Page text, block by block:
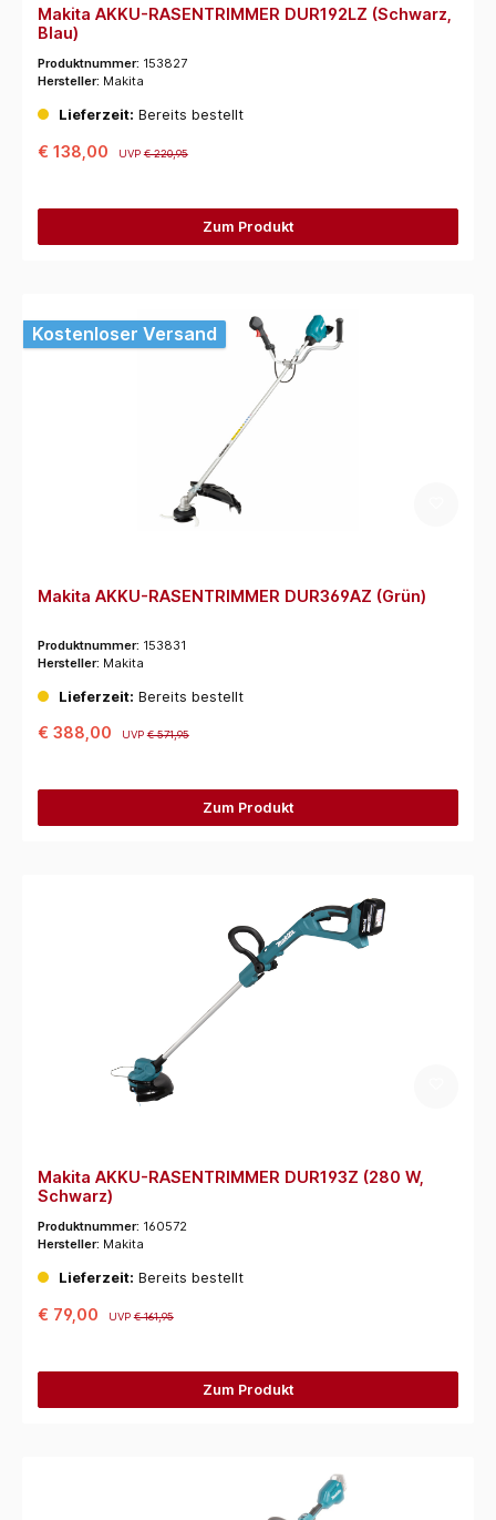
Makita AKKU-RASENTRIMMER DUR192LZ (Schwarz,
Blau)
Produktnummer: 153827
Hersteller: Makita
Lieferzeit: Bereits bestellt
€ 138,00 UVP€ 220,95
Zum Produkt
Kostenloser Versand
Makita AKKU-RASENTRIMMER DUR369AZ (Grün)
Produktnummer: 153831
Hersteller: Makita
Lieferzeit: Bereits bestellt
€ 388,00 UVP€ 571,95
Zum Produkt
Makita AKKU-RASENTRIMMER DUR193Z (280 W,
Schwarz)
Produktnummer: 160572
Hersteller: Makita
Lieferzeit: Bereits bestellt
€ 79,00 UVP€ 161,95
Zum Produkt